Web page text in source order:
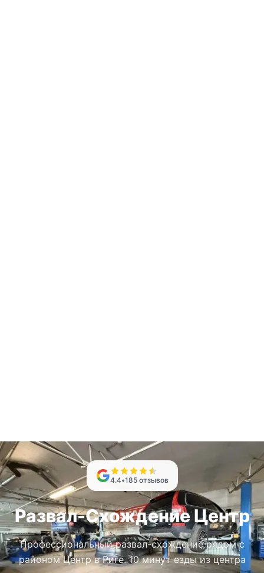
4.4•185 отзывов
Развал-Схождение Центр
Профессиональный развал-схождение рядом с
районом Центр в Риге. 10 минут езды из центра